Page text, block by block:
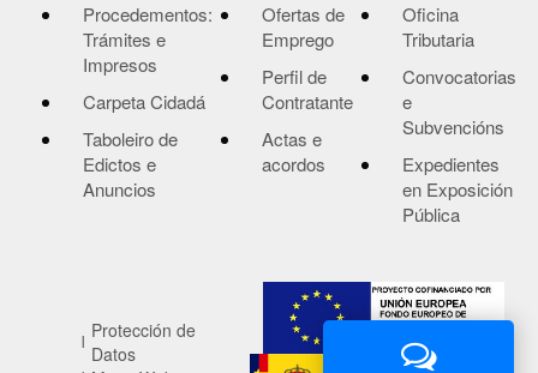
Procedementos:
Trámites e
Impresos
Carpeta Cidadá
Taboleiro de
Edictos e
Anuncios
Ofertas de
Emprego
Perfil de
Contratante
Actas e
acordos
Oficina
Tributaria
Convocatorias
e
Subvencións
Expedientes
en Exposición
Pública
Protección de
Datos